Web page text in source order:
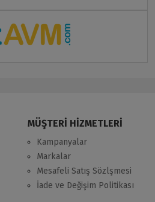
MÜŞTERİ HİZMETLERİ
Kampanyalar
Markalar
Mesafeli Satış Sözlşmesi
İade ve Değişim Politikası